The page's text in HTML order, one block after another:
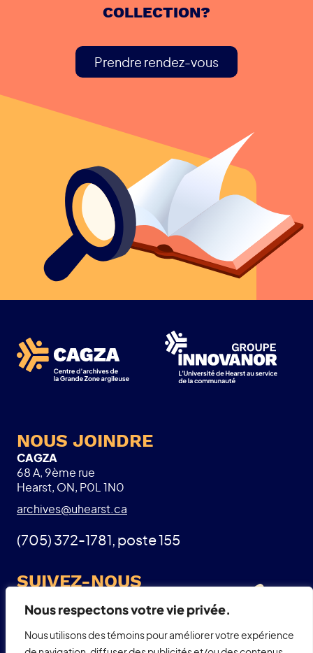
Nous respectons votre vie privée.
Nous utilisons des témoins pour améliorer votre expérience
COLLECTION?
Prendre rendez-vous
NOUS JOINDRE
CAGZA
68 A, 9ème rue
Hearst, ON, P0L 1N0
archives@uhearst.ca
(705) 372-1781, poste 155
SUIVEZ-NOUS
Facebook